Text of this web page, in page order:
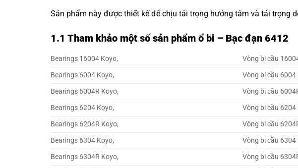
Sản phẩm này được thiết kế để chịu tải trọng hướng tâm và tải trọng
1.1 Tham khảo một số sản phẩm ổ bi – Bạc đạn 6412
Bearings 16004 Koyo, Vòng bi cầu
Bearings 6004 Koyo,
Vòng bi cầu 6004
Bearings 6004R Koyo,
Vòng bi cầu
Bearings 6204 Koyo,
Vòng bi cầu 6204
Bearings 6204R Koyo,
Vòng bi cầu
Bearings 6304 Koyo,
Vòng bi cầu 6304
Bearings 6304R Koyo,
Vòng bi cầu